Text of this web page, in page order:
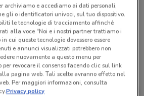
Rossi & C.
di questo negozio
archiviamo e accediamo ai dati personali,
gli o identificatori univoci, sul tuo dispositivo.
le tecnologie di tracciamento affinché
alla voce "Noi e i nostri partner trattiamo i
cui queste tecnologie dovessero essere
e annunci visualizzati potrebbero non
nuovamente a questo menu per
revocare il consenso facendo clic sul link
pagina web. Tali scelte avranno effetto nel
Per maggiori informazioni, consulta
Privacy policy